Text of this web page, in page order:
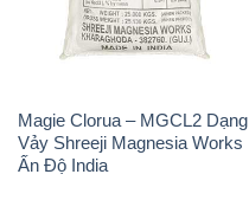
Magie Clorua – MGCL2 Dạng
Vảy Shreeji Magnesia Works
Ấn Độ India